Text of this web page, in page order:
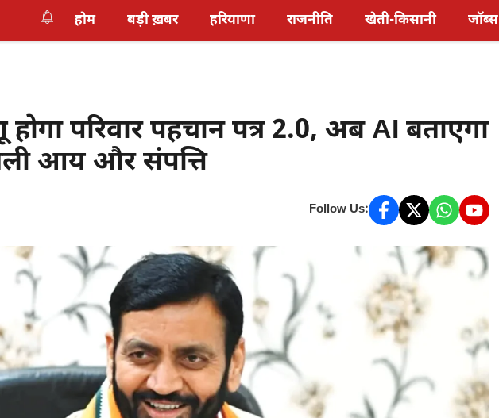
होम बड़ी ख़बर हरियाणा राजनीति खेती-किसानी जॉब्स
होगा परिवार पहचान पत्र 2.0, अब AI बताएगा
आय और संपत्ति
Follow Us: